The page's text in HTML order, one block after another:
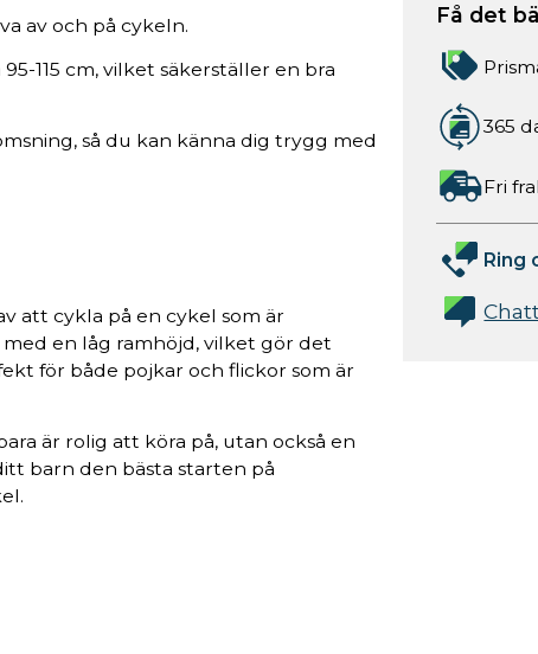
av och på cykeln.
115 cm, vilket säkerställer en bra
så du kan känna dig trygg med
att cykla på en cykel som är
en låg ramhöjd, vilket gör det
för både pojkar och flickor som är
är rolig att köra på, utan också en
barn den bästa starten på
Få det
365
Fri
Ring